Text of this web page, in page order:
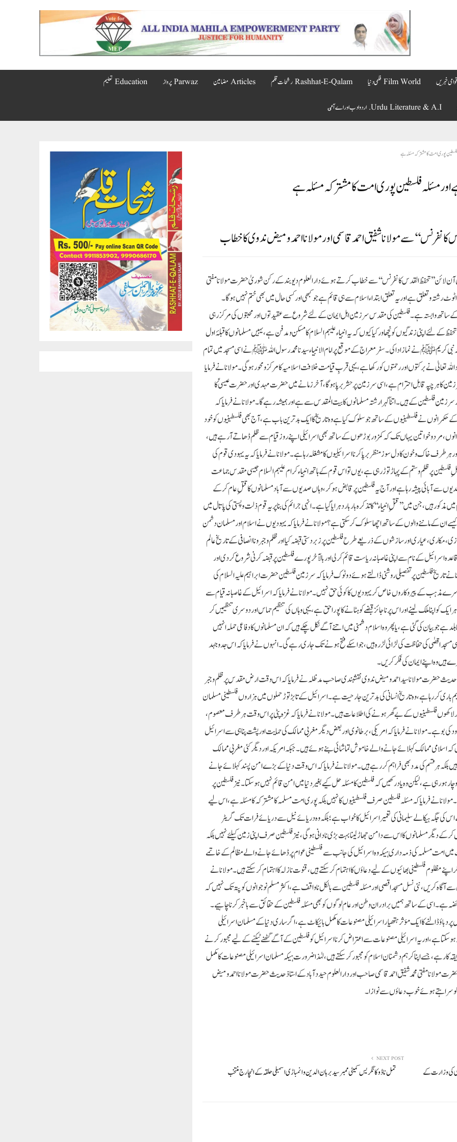
Film World فلمی دنیا Rashhat-E-Qalam رشحات قلم Articles مضامین Parwaz پرواز Education تعلیم
Urdu Literature & A.I. اردو ادب اور اے آٸ
پوری امت کا مشترکہ مسئلہ ہے
مسئلہ فلسطین پوری امت کا مشترکہ مسئلہ ہے
سے مولانا شفیق احمد قاسمی اور مولانا احمد ومیض ندوی کا خطاب
آن لائن ’’تحفظ القدس کانفرنس‘‘ سے خطاب کرتے ہوئے دارالعلوم دیوبند کے رکن شوریٰ حضرت مولانا مفتی
رشتہ و تعلق ہے اور یہ تعلق ابتداء اسلام سے ہی قائم ہے جو کبھی اور کسی حال میں بھی ختم نہیں ہوگا۔
کے ساتھ وابستہ ہے۔ فلسطین کی مقدس سرزمین اہل ایمان کے لئے شروع سے عقیدتوں اور محبتوں کی مرکز رہی
اپنی زندگیوں کو نچھاور کیا کیوں کہ یہ انبیاء علیہم السلام کا مسکن و مدفن ہے، یہیں مسلمانوں کا قبلۂ اول
کریم ﷺ نے نماز ادا کی۔ سفر معراج کے موقع پر امام الانبیاء سیدنا محمد رسول اللہﷺ نے اسی مسجد میں تمام
تعالیٰ نے برکتوں اوررحمتوں کو رکھا ہے، یہی قربِ قیامت خلافت اسلامیہ کا مرکز و محور ہوگی۔ مولانا نے فرمایا
ہر چپہ قابل احترام ہے، اسی سرزمین پر حشر برپا ہوگا، آخر زمانے میں حضرت مہدی اور حضرت عیسی ؑ کا
کے ہیں۔ اتنا گہرا رشتہ مسلمانوں کا بیت المقدس سے ہے اور ہمیشہ رہے گا۔ مولانا نے فرمایا کہ
کے حکمرانوں نے فلسطینیوں کے ساتھ جو سلوک کیا ہے وہ تاریخ کا ایک بدترین باب ہے، آج بھی فلسطینیوں کو خود
مرد و خواتین یہاں تک کہ کمزور بوڑھوں کے ساتھ بھی اسرائیلی اپنے روز قیام سے ظلم ڈھاتے آرہے ہیں،
ہر طرف خاک وخون کا دل سوز منظر برپا کرنا اسرائیلیوں کا مشغلہ رہا ہے۔ مولانا نے فرمایا کہ یہ یہودی قوم کی
پر ظلم و ستم کے پہاڑ توڑ رہی ہے، یوں تو اس قوم کے ہاتھ انبیاء کرام علیہم السلام جیسی مقدس جماعت
سے آبائی پیشہ رہا ہے اور آج یہ فلسطین پر قابض ہوکر، وہاں صدیوں سے آباد مسلمانوں کا قتلِ عام کرکے
ہیں، جن میں ’’قتلِ انبیاء‘‘ کا تذکرہ بار بار دہرایا گیا ہے۔ انہی جرائم کی بنا پر یہ قوم ذلت و پستی کی پاتال میں
کیسے ان کے ماننے والوں کے ساتھ اچھا سلوک کرسکتی ہے؟ مولانا نے فرمایا کہ یہودیوں نے اسلام اور مسلمان دشمن
مکاری، عیاری اور سازشوں کے ذریعے طرح فلسطین پر زبردستی قبضہ کیا اور ظلم و جبر و نا انصافی کے تاریخ عالم
کو توڑے، پہلے تو اپنی جگہ بنالی اور پھر سن 1948ء میں باقاعدہ اسرائیل کے نام سے اپنی غاصبانہ ریاست قائم کرلی اور بالآخر پورے فلسطین پر قبضہ کرنی شروع کردی اور
فلسطین پر تفصیلی روشنی ڈالتے ہوئے دو ٹوک فرمایا کہ سرزمین فلسطین حضرت ابراہیم علیہ السلام کی
کے پیروکاروں خاص کر یہودیوں کا کوئی حق نہیں۔ مولانا نے فرمایا کہ اسرائیل کے غاصبانہ قیام سے
کو اپنا ملک لینے اور اس پر ناجائز قبضے کو ہٹانے کا پورا حق ہے، یہی وہاں کی تنظیم حماس اور دوسری تنظیمیں کر
بیان کی گئی ہے، یا پھر وہ اسلام دشمنی میں اتنے آگے نکل چکے ہیں کہ ان مسلمانوں کا دفاعی حملہ انہیں
مسجد اقصٰی کی حفاظت کی لڑائی لڑ رہ ہیں، جو اسکے فتح ہونے تک جاری رہے گی۔ انہوں نے فرمایا کہ اس جدوجہد
وہ اپنے ایمان کی فکر کریں۔
حضرت مولانا سید احمد ومیض ندوی نقشبندی صاحب مدظلہ نے فرمایا کہ اس وقت ارض مقدس پر ظلم و جبر
کر رہا ہے، وہ تاریخ انسانی کی بد ترین جارحیت ہے۔اسرائیل کے تابڑ توڑ حملوں میں ہزاروں فلسطینی مسلمان
فلسطینیوں کے بے گھر ہونے کی اطلاعات ہیں۔ مولانا نے فرمایا کہ غزہ پٹی پر اس وقت ہر طرف معصوم،
کی بو ہے۔ مولانا نے فرمایا کہ امریکی، برطانوی اور بعض دیگر مغربی ممالک کی حمایت اور پشت پناہی سے اسرائیل
کہ اسلامی ممالک کہلائے جانے والے خاموش تماشائی بنے ہوئے ہیں۔ جبکہ امریکہ اور دیگر کئی مغربی ممالک
ہر قسم کی مدد بھی فراہم کر رہے ہیں۔ مولانا نے فرمایا کہ اس وقت دنیا کے بڑے امن پسند کہلائے جانے
رہی ہے، لیکن وہ یاد رکھیں کہ فلسطین کا مسئلہ حل کیے بغیر دنیا میں امن قائم نہیں ہو سکتا۔ نیز فلسطین پر
نے فرمایا کہ مسئلہ فلسطین صرف فلسطینیوں کا نہیں بلکہ پوری امت مسلمہ کا مشترکہ کا مسئلہ ہے، اس لیے
کی جگہ ہیکالے سلیمانی کی تعمیر اسرائیل کا خواب ہے؛ بلکہ وہ دریائے نیل سے دریائے فرات تک گریٹر
کے دیگر مسلمانوں کا اس سے دامن جھاڑ لینا بہت بڑی نادانی ہوگی، نیز فلسطین صرف اپنی زمین کیلئے نہیں بلکہ
میں امت مسلمہ کی ذمہ داری ہیکہ وہ اسرائیل کی جانب سے فلسطینی عوام پر ڈھائے جانے والے مظالم کے خاتمے
اپنے مظلوم فلسطینی بھائیوں کے لیے دعاؤں کا اہتمام کر سکتے ہیں، قنوت نازلہ کا اہتمام کرسکتے ہیں۔مولانا نے
سے آگاہ کریں، نئی نسل مسجد اقصی اور مسئلہ فلسطین سے بالکل ناواقف ہے، اکثر مسلم نوجوانوں کو پتہ تک نہیں کہ
ہے۔اسی کے ساتھ ہمیں برادران وطن اور عام لوگوں کو بھی مسئلہ فلسطین کے حقائق سے باخبر کرنا چاہیے۔
ڈالنے کا ایک مؤثر ہتھیار اسرائیلی مصنوعات کا مکمل بائیکاٹ ہے، اگر ساری دنیا کے مسلمان اسرائیلی
ہے، اور یہ اسرائیلی مصنوعات سے اعتراض کرنا اسرائیل کو فلسطین کے آگے گھٹنے ٹیکنے کے لیے مجبور کرنے
ہے، جسے اپنا کر ہم دشمنان اسلام کو مجبور کر سکتے ہیں، لہٰذا ضرورت ہیکہ مسلمان اسرائیلی مصنوعات کا مکمل
مولانا مفتی محمد شفیق احمد قاسمی صاحب اور دارالعلوم حیددآباد کے استاذ حدیث حضرت مولانا احمد ومیض
سراہتے ہوئے خوب دعاؤں سے نوازا۔
کی وزارت کے
NEXT POST
تمل ناڈو کانگریس کمیٹی ممبر سید برہان الدین وانمباڑی اسمبلی حلقہ کے انچارج منتخب